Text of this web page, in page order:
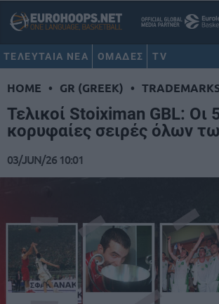
ΤΕΛΕΥΤΑΙΑ ΝΕΑ ΟΜΑΔΕΣ TV
HOME • GR (GREEK) •
Τελικοί Stoiximan GBL: Οι
κορυφαίες σειρές όλων
03/JUN/26 10:01